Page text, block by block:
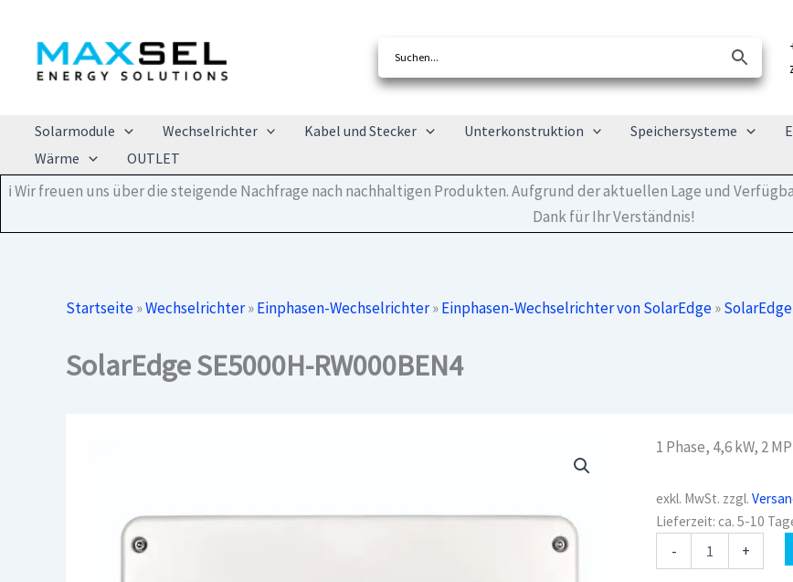
Inhalt
springen
Solarmodule Wechselrichter Kabel und Stecker Unterkonstruktion Speichersysteme
Wärme
OUTLET
ℹ️ Wir freuen uns über die steigende Nachfrage nach nachhaltigen Produkten. Aufgrund der aktuellen Lage und
Dank für Ihr Verständnis!
Startseite»Wechselrichter»Einphasen-Wechselrichter»Einphasen-Wechselrichter von SolarEdge»SolarEdge
SolarEdge SE5000H-RW000BEN4
1 Phase, 4,6 kW, 2
exkl. MwSt. zzgl.
Lieferzeit:ca. 5-10
-
SE5000H-
+